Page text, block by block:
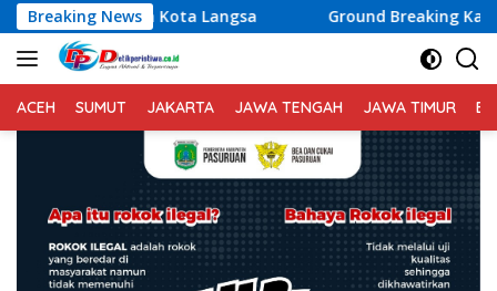
Langsung
ke
konten
Breaking News
Langsa Ground Breaking Kantor DPD RI di Banten
ACEH SUMUT JAKARTA JAWA TENGAH JAWA TIMUR